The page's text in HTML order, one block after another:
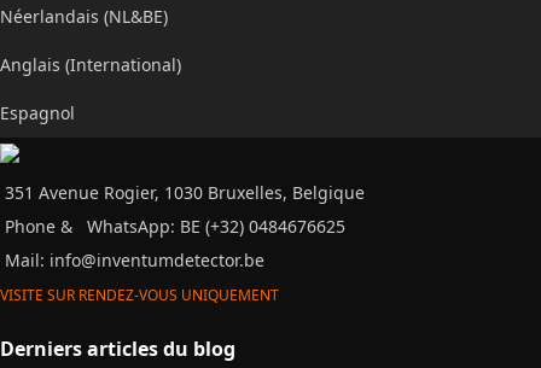
Néerlandais (NL&BE)
Anglais (International)
Espagnol
351 Avenue Rogier, 1030 Bruxelles, Belgique
Phone &
WhatsApp: BE (+32) 0484676625
Mail: info@inventumdetector.be
VISITE SUR RENDEZ-VOUS UNIQUEMENT
Derniers articles du blog